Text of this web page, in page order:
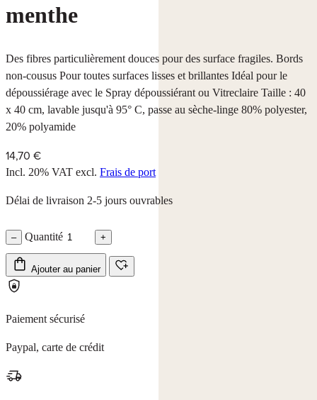
menthe
Des fibres particulièrement douces pour des surface fragiles. Bords
non-cousus Pour toutes surfaces lisses et brillantes Idéal pour le
dépoussiérage avec le Spray dépoussiérant ou Vitreclaire Taille : 40
x 40 cm, lavable jusqu'à 95° C, passe au sèche-linge 80% polyester,
20% polyamide
14,70 €
Incl. 20% VAT excl. Frais de port
Délai de livraison 2-5 jours ouvrables
– Quantité +
Ajouter au panier
Paiement sécurisé
Paypal, carte de crédit